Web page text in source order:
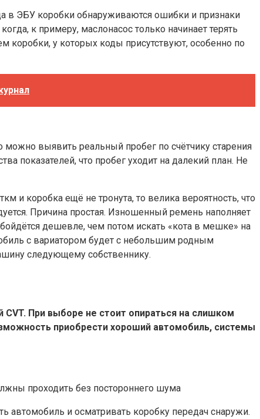
в ЭБУ коробки обнаруживаются ошибки и признаки
к примеру, маслонасос только начинает терять
у которых коды присутствуют, особенно по
выявить реальный пробег по счётчику старения
показателей, что пробег уходит на далекий план. Не
и коробка ещё не тронута, то велика вероятность, что
Причина простая. Изношенный ремень наполняет
дешевле, чем потом искать «кота в мешке» на
с вариатором будет с небольшим родным
следующему собственнику.
При выборе не стоит опираться на слишком
приобрести хороший автомобиль, системы
проходить без постороннего шума
автомобиль и осматривать коробку передач снаружи.